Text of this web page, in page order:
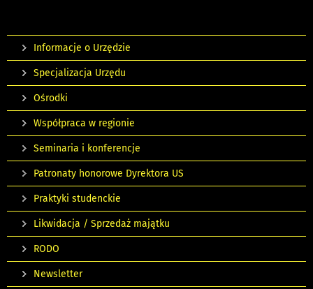
Informacje o Urzędzie
Specjalizacja Urzędu
Ośrodki
Współpraca w regionie
Seminaria i konferencje
Patronaty honorowe Dyrektora US
Praktyki studenckie
Likwidacja / Sprzedaż majątku
RODO
Newsletter